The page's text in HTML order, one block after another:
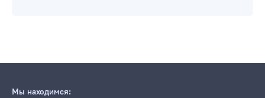
Мы находимся: